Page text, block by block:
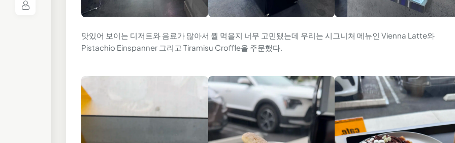
맛있어 보이는 디저트와 음료가 많아서 뭘 먹을지 너무 고민됐는데 우리는 시그니처 메뉴인 Vienna Latte와
Pistachio Einspanner 그리고 Tiramisu Croffle을 주문했다.